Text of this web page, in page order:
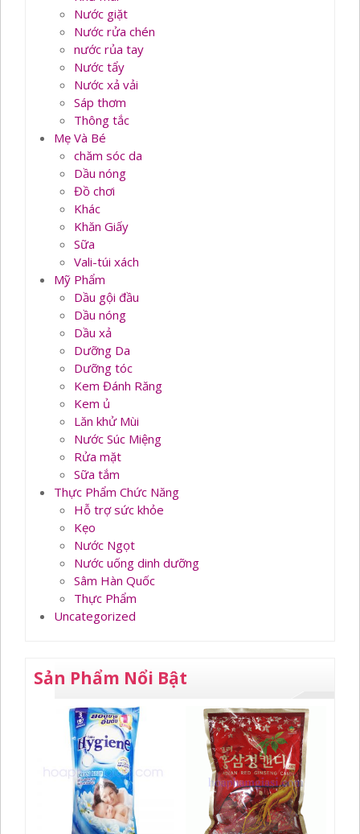
Nước giặt
Nước rửa chén
nước rủa tay
Nước tẩy
Nước xả vải
Sáp thơm
Thông tắc
Mẹ Và Bé
chăm sóc da
Dầu nóng
Đồ chơi
Khác
Khăn Giấy
Sữa
Vali-túi xách
Mỹ Phẩm
Dầu gội đầu
Dầu nóng
Dầu xả
Dưỡng Da
Dưỡng tóc
Kem Đánh Răng
Kem ủ
Lăn khử Mùi
Nước Súc Miệng
Rửa mặt
Sữa tắm
Thực Phẩm Chức Năng
Hỗ trợ sức khỏe
Kẹo
Nước Ngọt
Nước uống dinh dưỡng
Sâm Hàn Quốc
Thực Phẩm
Uncategorized
Sản Phẩm Nổi Bật